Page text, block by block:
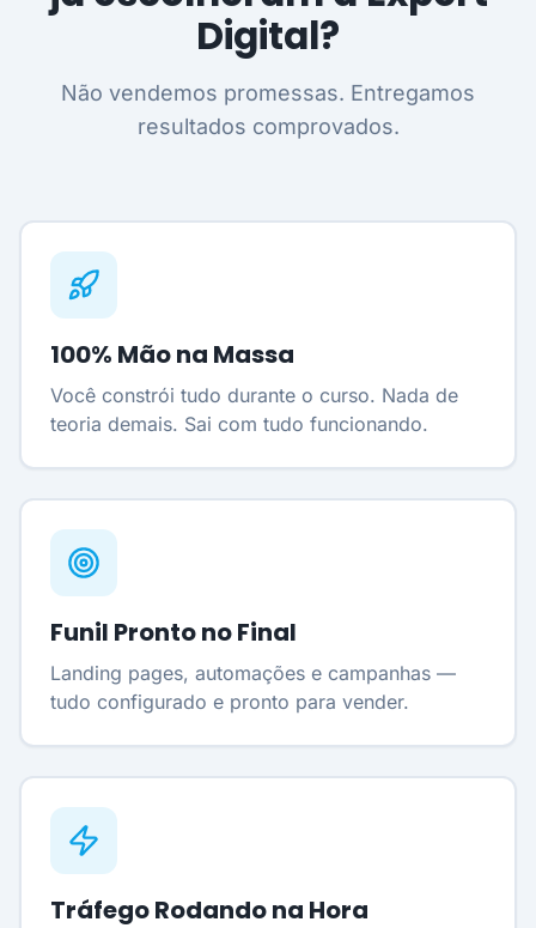
Digital?
Não vendemos promessas. Entregamos
resultados comprovados.
100% Mão na Massa
Você constrói tudo durante o curso. Nada de
teoria demais. Sai com tudo funcionando.
Funil Pronto no Final
Landing pages, automações e campanhas —
tudo configurado e pronto para vender.
Tráfego Rodando na Hora